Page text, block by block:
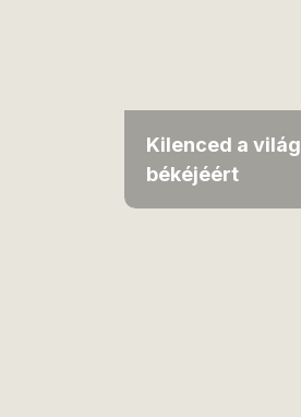
Kilenced a világ
békéjéért